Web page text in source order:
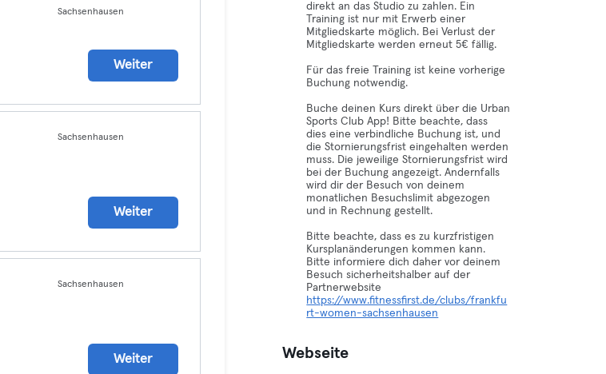
Sachsenhausen
Weiter
Sachsenhausen
Weiter
Sachsenhausen
Weiter
direkt an das Studio zu zahlen. Ein
Training ist nur mit Erwerb einer
Mitgliedskarte möglich. Bei Verlust der
Mitgliedskarte werden erneut 5€ fällig.
Für das freie Training ist keine vorherige
Buchung notwendig.
Buche deinen Kurs direkt über die Urban
Sports Club App! Bitte beachte, dass
dies eine verbindliche Buchung ist, und
die Stornierungsfrist eingehalten werden
muss. Die jeweilige Stornierungsfrist wird
bei der Buchung angezeigt. Andernfalls
wird dir der Besuch von deinem
monatlichen Besuchslimit abgezogen
und in Rechnung gestellt.
Bitte beachte, dass es zu kurzfristigen
Kursplanänderungen kommen kann.
Bitte informiere dich daher vor deinem
Besuch sicherheitshalber auf der
Partnerwebsite
https://www.fitnessfirst.de/clubs/frankfu
rt-women-sachsenhausen
Webseite